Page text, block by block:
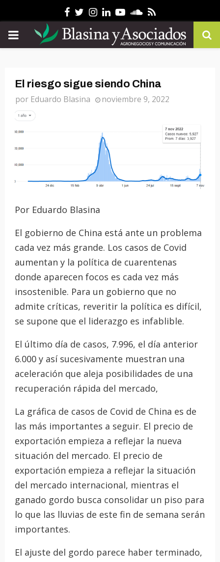
Facebook
Twitter
Instagram
Linkedin
YoutubeSoundcloud
Rss
PRIMARY
El riesgo sigue siendo China
por Eduardo Blasina noviembre 9, 2022
Por Eduardo Blasina
El gobierno de China está ante un problema
cada vez más grande. Los casos de Covid
aumentan y la política de cuarentenas
donde aparecen focos es cada vez más
insostenible. Para un gobierno que no
admite críticas, reveritir la política es difícil,
se supone que el liderazgo es infablible.
El último día de casos, 7.996, el día anterior
6.000 y así sucesivamente muestran una
aceleración que aleja posibilidades de una
recuperación rápida del mercado,
La gráfica de casos de Covid de China es de
las más importantes a seguir. El precio de
exportación empieza a reflejar la nueva
situación del mercado. El precio de
exportación empieza a reflejar la situación
del mercado internacional, mientras el
ganado gordo busca consolidar un piso para
lo que las lluvias de este fin de semana serán
importantes.
El ajuste del gordo parece haber terminado,